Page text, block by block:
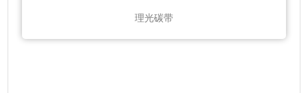
理光碳带